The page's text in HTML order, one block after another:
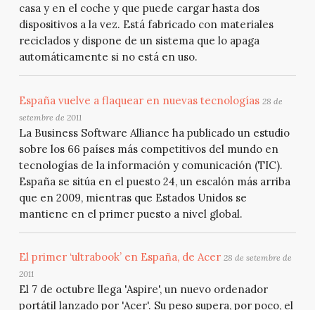
casa y en el coche y que puede cargar hasta dos
dispositivos a la vez. Está fabricado con materiales
reciclados y dispone de un sistema que lo apaga
automáticamente si no está en uso.
España vuelve a flaquear en nuevas tecnologías 28 de
setembre de 2011
La Business Software Alliance ha publicado un estudio
sobre los 66 países más competitivos del mundo en
tecnologías de la información y comunicación (TIC).
España se sitúa en el puesto 24, un escalón más arriba
que en 2009, mientras que Estados Unidos se
mantiene en el primer puesto a nivel global.
El primer ‘ultrabook’ en España, de Acer 28 de setembre de
2011
El 7 de octubre llega 'Aspire', un nuevo ordenador
portátil lanzado por 'Acer'. Su peso supera, por poco, el